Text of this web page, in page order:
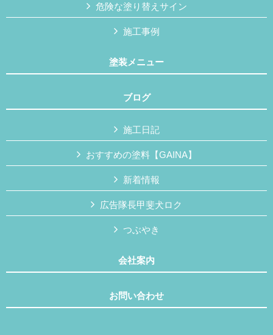
危険な塗り替えサイン
施工事例
塗装メニュー
ブログ
施工日記
おすすめの塗料【GAINA】
新着情報
広告隊長甲斐犬ロク
つぶやき
会社案内
お問い合わせ